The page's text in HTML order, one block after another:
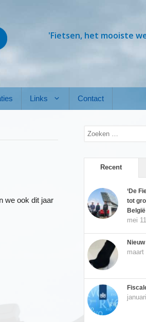
'Fietsen, het mooiste
Links Contact
we ook dit jaar
Zoek
Recent
‘De
tot
België
mei
maart